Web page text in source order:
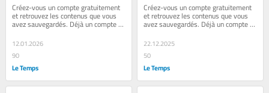
Créez-vous un compte gratuitement
et retrouvez les contenus que vous
avez sauvegardés. Déjà un compte ?
Se connecter Faites plaisir à vos...
12.01.2026
90
Le Temps
Créez-vous un compte gratuitement
et retrouvez les contenus que vous
avez sauvegardés. Déjà un compte ?
Se connecter Faites plaisir à vos...
22.12.2025
50
Le Temps